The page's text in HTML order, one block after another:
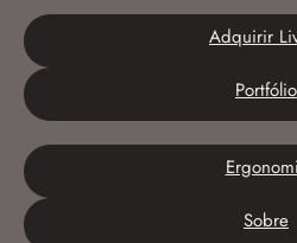
Adquirir
Portfólio
Sobre